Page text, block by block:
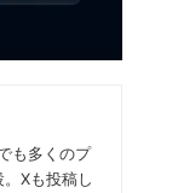
も多くのプ
Xも投稿し